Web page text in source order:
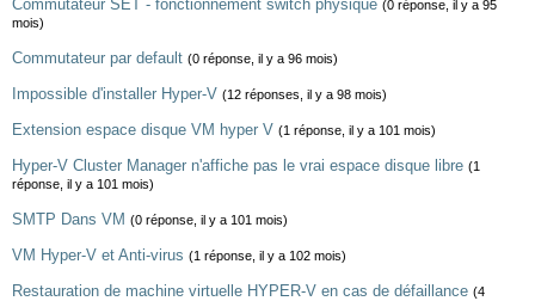
Commutateur SET - fonctionnement switch physique (0 réponse, il y a 95
mois)
Commutateur par default (0 réponse, il y a 96 mois)
Impossible d'installer Hyper-V (12 réponses, il y a 98 mois)
Extension espace disque VM hyper V (1 réponse, il y a 101 mois)
Hyper-V Cluster Manager n'affiche pas le vrai espace disque libre (1
réponse, il y a 101 mois)
SMTP Dans VM (0 réponse, il y a 101 mois)
VM Hyper-V et Anti-virus (1 réponse, il y a 102 mois)
Restauration de machine virtuelle HYPER-V en cas de défaillance (4